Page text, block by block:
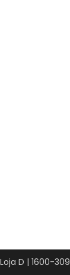
D | 1600-309